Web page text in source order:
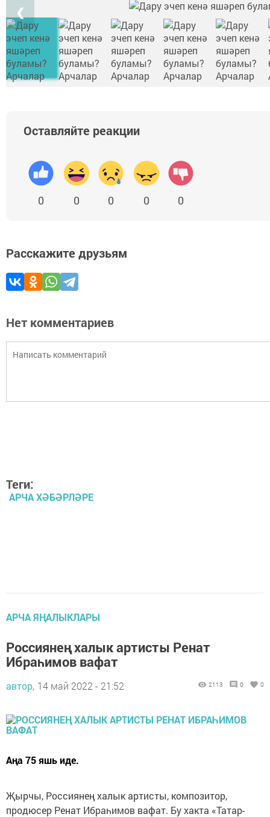
❮
Оставляйте реакции
0 0 0 0 0
Расскажите друзьям
Нет комментариев
Теги:
АРЧА ХӘБӘРЛӘРЕ
АРЧА ЯҢАЛЫКЛАРЫ
Россиянең халык артисты Ренат
Ибраһимов вафат
автор, 14 май 2022 - 21:52 2113 0 0
Аңа 75 яшь иде.
Җырчы, Россиянең халык артисты, композитор,
продюсер Ренат Ибраһимов вафат. Бу хакта «Татар-